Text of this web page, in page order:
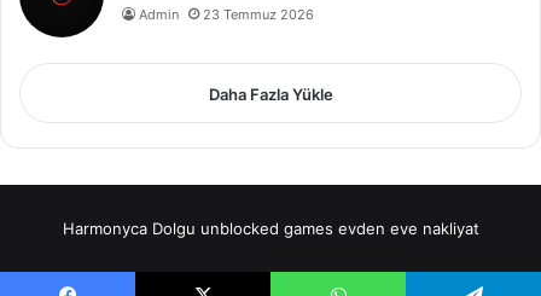
Admin 23 Temmuz 2026
Daha Fazla Yükle
Harmonyca Dolgu unblocked games evden eve nakliyat